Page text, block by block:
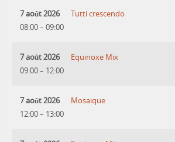
7 août 2026
08:00– 09:00
Tutti crescendo
7 août 2026
09:00– 12:00
Equinoxe Mix
7 août 2026
12:00– 13:00
Mosaique